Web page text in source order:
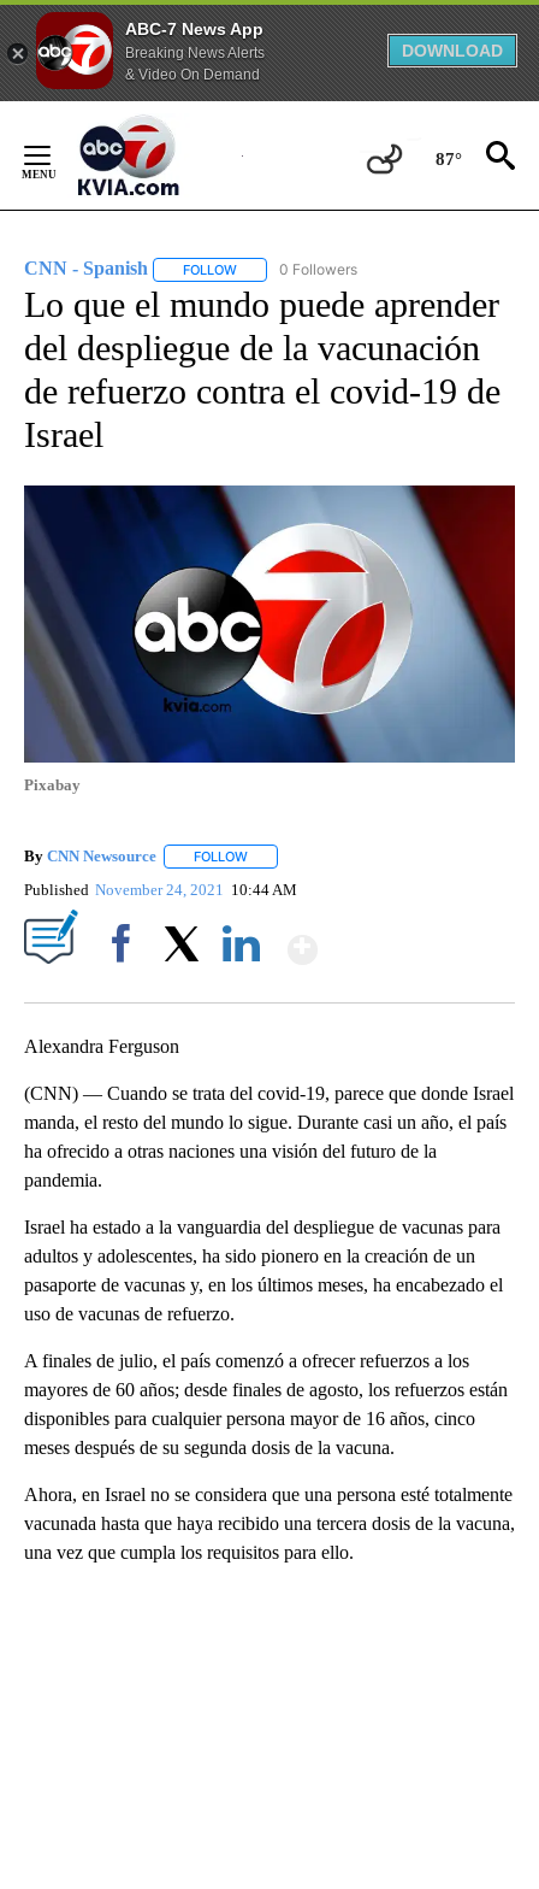
ABC-7 News App
Breaking News Alerts
& Video On Demand
DOWNLOAD
Content
87°
CNN - Spanish FOLLOW FOLLOW "CNN - SPANISH" TO RECEIVE
0 Followers
Lo que el mundo puede aprender
del despliegue de la vacunación
de refuerzo contra el covid-19 de
Israel
Pixabay
By CNN Newsource FOLLOW
Published November 24, 2021 10:44 AM
Alexandra Ferguson
(CNN) — Cuando se trata del covid-19, parece que donde Israel
manda, el resto del mundo lo sigue. Durante casi un año, el país
ha ofrecido a otras naciones una visión del futuro de la
pandemia.
Israel ha estado a la vanguardia del despliegue de vacunas para
adultos y adolescentes, ha sido pionero en la creación de un
pasaporte de vacunas y, en los últimos meses, ha encabezado el
uso de vacunas de refuerzo.
A finales de julio, el país comenzó a ofrecer refuerzos a los
mayores de 60 años; desde finales de agosto, los refuerzos están
disponibles para cualquier persona mayor de 16 años, cinco
meses después de su segunda dosis de la vacuna.
Ahora, en Israel no se considera que una persona esté totalmente
vacunada hasta que haya recibido una tercera dosis de la vacuna,
una vez que cumpla los requisitos para ello.